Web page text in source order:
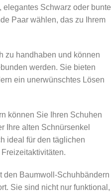
Schwarz oder bunte
Paar wählen, das zu Ihrem
zu handhaben und können
werden. Sie bieten
ein unerwünschtes Lösen
können Sie Ihren Schuhen
Ihre alten Schnürsenkel
ideal für den täglichen
den Baumwoll-Schuhbändern
Sie sind nicht nur funktional,